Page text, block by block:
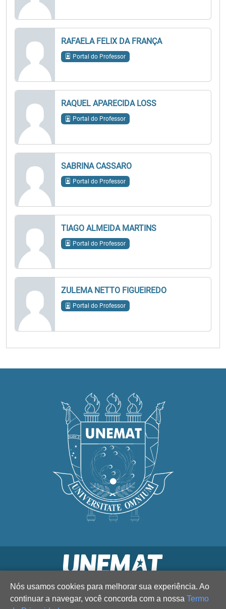
RAFAELA FELIX DA FRANÇA
Portal do Professor
RAQUEL APARECIDA LOSS
Portal do Professor
SABRINA CASSARO
Portal do Professor
TIAGO ALMEIDA MARTINS
Portal do Professor
ZULEMA NETTO FIGUEIREDO
Portal do Professor
Nós usamos cookies para melhorar sua experiência. Ao
continuar a navegar, você concorda com a nossa Termo